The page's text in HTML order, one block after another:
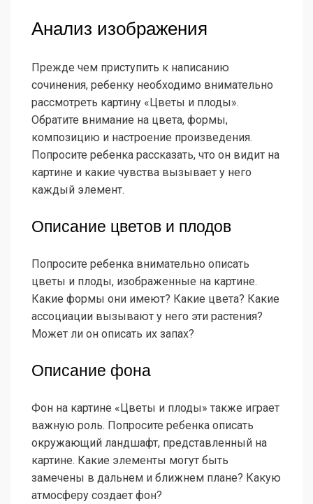
Анализ изображения
Прежде чем приступить к написанию
сочинения, ребенку необходимо внимательно
рассмотреть картину «Цветы и плоды».
Обратите внимание на цвета, формы,
композицию и настроение произведения.
Попросите ребенка рассказать, что он видит на
картине и какие чувства вызывает у него
каждый элемент.
Описание цветов и плодов
Попросите ребенка внимательно описать
цветы и плоды, изображенные на картине.
Какие формы они имеют? Какие цвета? Какие
ассоциации вызывают у него эти растения?
Может ли он описать их запах?
Описание фона
Фон на картине «Цветы и плоды» также играет
важную роль. Попросите ребенка описать
окружающий ландшафт, представленный на
картине. Какие элементы могут быть
замечены в дальнем и ближнем плане? Какую
атмосферу создает фон?